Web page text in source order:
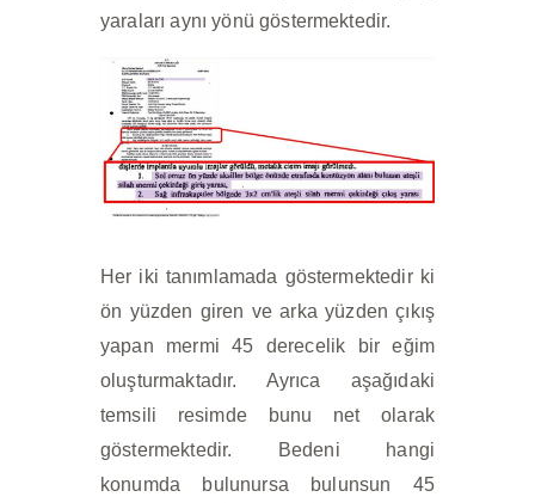
yaraları aynı yönü göstermektedir.
Her iki tanımlamada göstermektedir ki
ön yüzden giren ve arka yüzden çıkış
yapan mermi 45 derecelik bir eğim
oluşturmaktadır. Ayrıca aşağıdaki
temsili resimde bunu net olarak
göstermektedir. Bedeni hangi
konumda bulunursa bulunsun 45